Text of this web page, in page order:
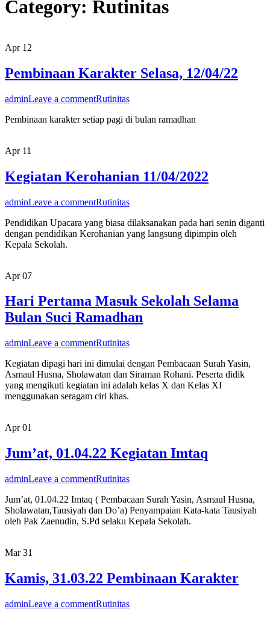
Category: Rutinitas
Apr 12
Pembinaan Karakter Selasa, 12/04/22
adminLeave a commentRutinitas
Pembinaan karakter setiap pagi di bulan ramadhan
Apr 11
Kegiatan Kerohanian 11/04/2022
adminLeave a commentRutinitas
Pendidikan Upacara yang biasa dilaksanakan pada hari senin diganti
dengan pendidikan Kerohanian yang langsung dipimpin oleh
Kepala Sekolah.
Apr 07
Hari Pertama Masuk Sekolah Selama
Bulan Suci Ramadhan
adminLeave a commentRutinitas
Kegiatan dipagi hari ini dimulai dengan Pembacaan Surah Yasin,
Asmaul Husna, Sholawatan dan Siraman Rohani. Peserta didik
yang mengikuti kegiatan ini adalah kelas X dan Kelas XI
menggunakan seragam ciri khas.
Apr 01
Jum’at, 01.04.22 Kegiatan Imtaq
adminLeave a commentRutinitas
Jum’at, 01.04.22 Imtaq ( Pembacaan Surah Yasin, Asmaul Husna,
Sholawatan,Tausiyah dan Do’a) Penyampaian Kata-kata Tausiyah
oleh Pak Zaenudin, S.Pd selaku Kepala Sekolah.
Mar 31
Kamis, 31.03.22 Pembinaan Karakter
adminLeave a commentRutinitas